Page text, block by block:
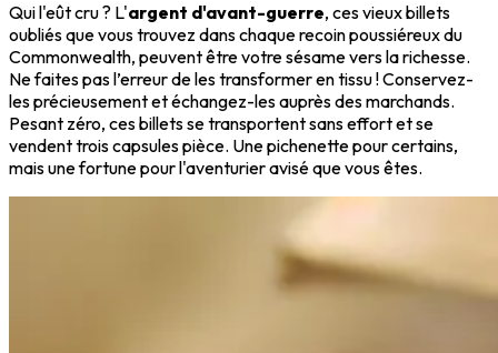
Qui l'eût cru ? L'argent d'avant-guerre, ces vieux billets
oubliés que vous trouvez dans chaque recoin poussiéreux du
Commonwealth, peuvent être votre sésame vers la richesse.
Ne faites pas l’erreur de les transformer en tissu ! Conservez-
les précieusement et échangez-les auprès des marchands.
Pesant zéro, ces billets se transportent sans effort et se
vendent trois capsules pièce. Une pichenette pour certains,
mais une fortune pour l'aventurier avisé que vous êtes.